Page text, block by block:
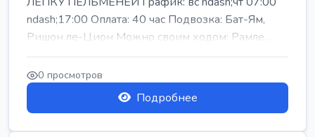
ndash;17:00 Оплата: 40 час Подвозка: Бат-Ям,
Ришон ле-Цион Можно своим ходом: Рамле...
0 просмотров
Подробнее